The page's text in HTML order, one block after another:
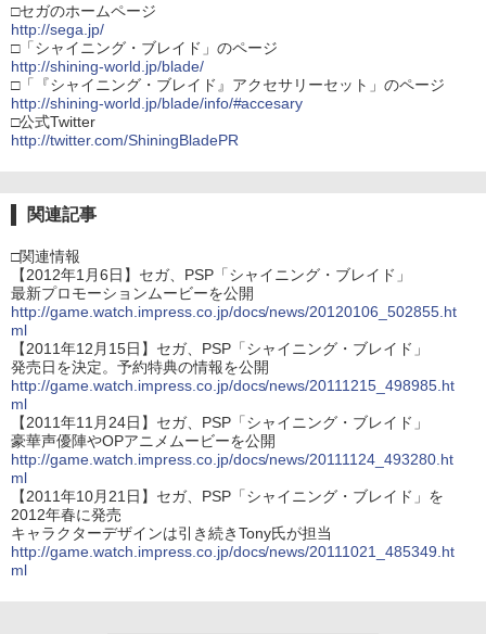
□セガのホームページ
http://sega.jp/
□「シャイニング・ブレイド」のページ
http://shining-world.jp/blade/
□「『シャイニング・ブレイド』アクセサリーセット」のページ
http://shining-world.jp/blade/info/#accesary
□公式Twitter
http://twitter.com/ShiningBladePR
関連記事
□関連情報
【2012年1月6日】セガ、PSP「シャイニング・ブレイド」
最新プロモーションムービーを公開
http://game.watch.impress.co.jp/docs/news/20120106_502855.ht
ml
【2011年12月15日】セガ、PSP「シャイニング・ブレイド」
発売日を決定。予約特典の情報を公開
http://game.watch.impress.co.jp/docs/news/20111215_498985.ht
ml
【2011年11月24日】セガ、PSP「シャイニング・ブレイド」
豪華声優陣やOPアニメムービーを公開
http://game.watch.impress.co.jp/docs/news/20111124_493280.ht
ml
【2011年10月21日】セガ、PSP「シャイニング・ブレイド」を
2012年春に発売
キャラクターデザインは引き続きTony氏が担当
http://game.watch.impress.co.jp/docs/news/20111021_485349.ht
ml